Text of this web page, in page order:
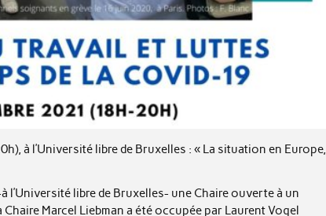
à l’Université libre de Bruxelles : « La situation en Europe,
l’Université libre de Bruxelles- une Chaire ouverte à un
Marcel Liebman a été occupée par Laurent Vogel